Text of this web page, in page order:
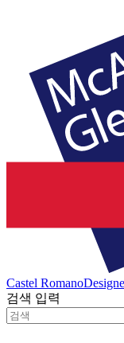
Castel Romano
검색 입력